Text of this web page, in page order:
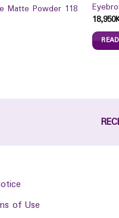
Matte Powder 118
18,950
of Use